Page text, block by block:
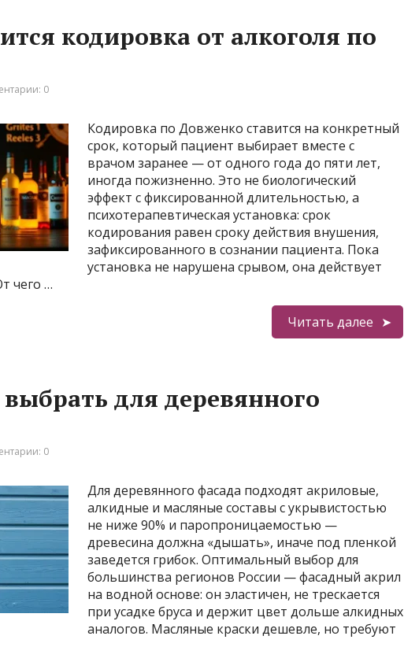
кодировка от алкоголя по
0
Кодировка по Довженко ставится на конкретный
срок, который пациент выбирает вместе с
врачом заранее — от одного года до пяти лет,
иногда пожизненно. Это не биологический
эффект с фиксированной длительностью, а
психотерапевтическая установка: срок
кодирования равен сроку действия внушения,
зафиксированного в сознании пациента. Пока
установка не нарушена срывом, она действует
чего …
Читать далее
для деревянного
0
Для деревянного фасада подходят акриловые,
алкидные и масляные составы с укрывистостью
не ниже 90% и паропроницаемостью —
древесина должна «дышать», иначе под пленкой
заведется грибок. Оптимальный выбор для
большинства регионов России — фасадный акрил
на водной основе: он эластичен, не трескается
при усадке бруса и держит цвет дольше алкидных
аналогов. Масляные краски дешевле, но требуют